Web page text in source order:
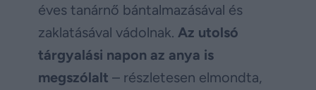
éves tanárnő bántalmazásával és
zaklatásával vádolnak. Az utolsó
tárgyalási napon az anya is
megszólalt – részletesen elmondta,